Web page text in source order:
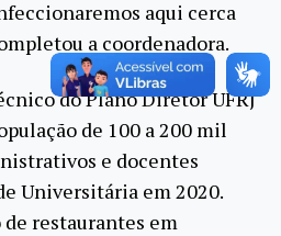
aqui cerca
a coordenadora.
do Plano Diretor UFRJ
de 100 a 200 mil
e docentes
Universitária em 2020.
restaurantes em